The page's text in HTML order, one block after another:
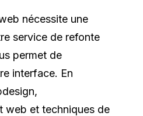
nécessite une
service de refonte
permet de
interface. En
web et techniques de